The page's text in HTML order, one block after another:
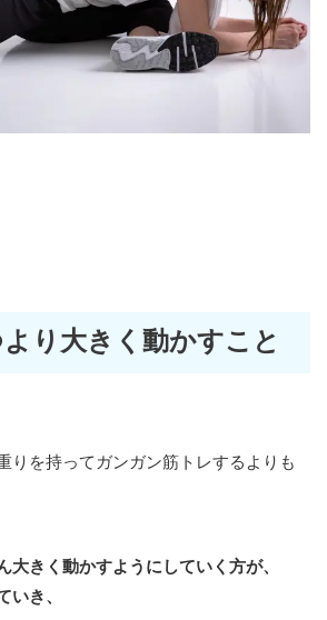
り大きく動かすこと
りを持ってガンガン筋トレするよりも
大きく動かすようにしていく方が、
いき、